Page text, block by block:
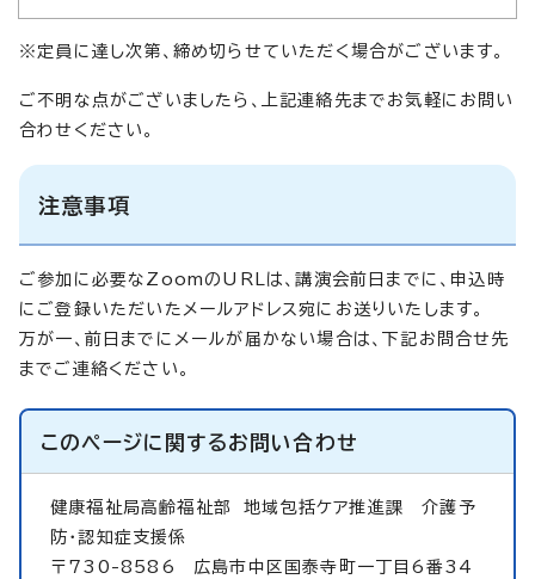
※定員に達し次第、締め切らせていただく場合がございます。
ご不明な点がございましたら、上記連絡先までお気軽にお問い
合わせください。
注意事項
ご参加に必要なZoomのURLは、講演会前日までに、申込時
にご登録いただいたメールアドレス宛にお送りいたします。
万が一、前日までにメールが届かない場合は、下記お問合せ先
までご連絡ください。
このページに関するお問い合わせ
健康福祉局高齢福祉部 地域包括ケア推進課 介護予
防・認知症支援係
〒730-8586 広島市中区国泰寺町一丁目6番34